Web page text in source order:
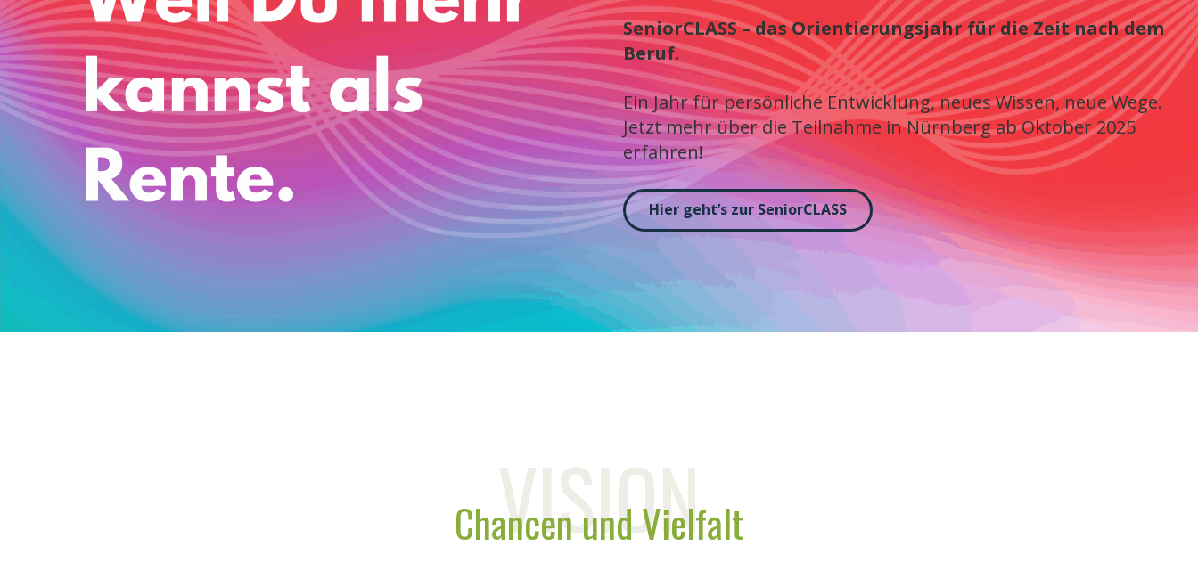
SeniorCLASS – das Orientierungsjahr für die Zeit nach dem
Beruf.
Ein Jahr für persönliche Entwicklung, neues Wissen, neue Wege.
Jetzt mehr über die Teilnahme in Nürnberg ab Oktober 2025
erfahren!
Hier geht’s zur SeniorCLASS
VISION
Chancen und Vielfalt